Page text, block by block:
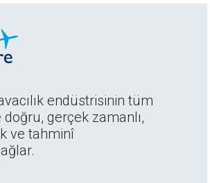
endüstrisinin tüm
gerçek zamanlı,
ve tahminî